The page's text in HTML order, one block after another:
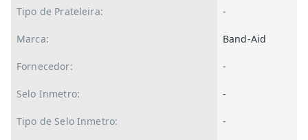
Tipo de Prateleira: -
Marca: Band-Aid
Fornecedor: -
Selo Inmetro: -
Tipo de Selo Inmetro: -